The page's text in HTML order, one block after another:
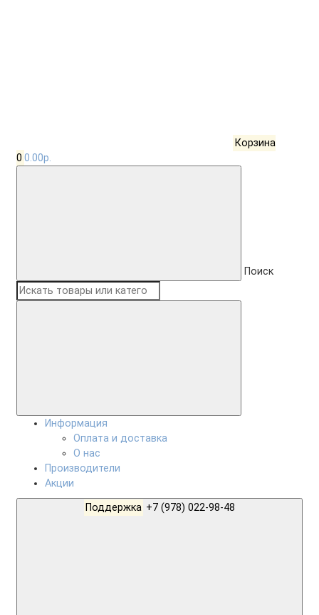
Корзина
0 0.00р.
Поиск
Информация
Оплата и доставка
О нас
Производители
Акции
Поддержка